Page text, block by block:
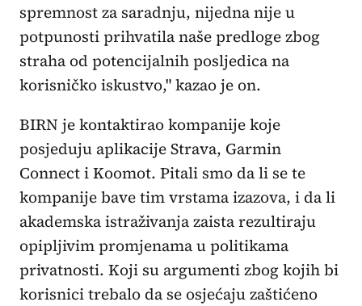
spremnost za saradnju, nijedna nije u
potpunosti prihvatila naše predloge zbog
straha od potencijalnih posljedica na
korisničko iskustvo," kazao je on.
BIRN je kontaktirao kompanije koje
posjeduju aplikacije Strava, Garmin
Connect i Koomot. Pitali smo da li se te
kompanije bave tim vrstama izazova, i da li
akademska istraživanja zaista rezultiraju
opipljivim promjenama u politikama
privatnosti. Koji su argumenti zbog kojih bi
korisnici trebalo da se osjećaju zaštićeno